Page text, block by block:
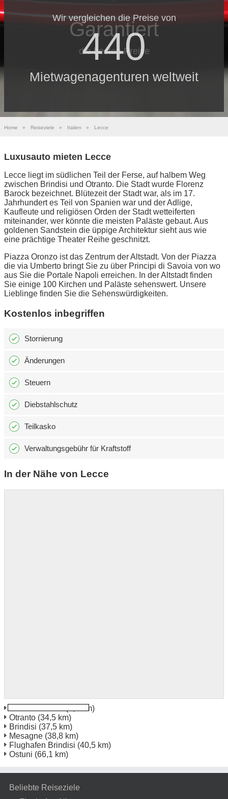
Wir vergleichen die Preise von
440
Mietwagenagenturen weltweit
Garantiert
die besten Preise
Home » Reiseziele » Italien » Lecce
Luxusauto mieten Lecce
Lecce liegt im südlichen Teil der Ferse, auf halbem Weg
zwischen Brindisi und Otranto. Die Stadt wurde Florenz
Barock bezeichnet. Blütezeit der Stadt war, als im 17.
Jahrhundert es Teil von Spanien war und der Adlige,
Kaufleute und religiösen Orden der Stadt wetteiferten
miteinander, wer könnte die meisten Paläste gebaut. Aus
goldenen Sandstein die üppige Architektur sieht aus wie
eine prächtige Theater Reihe geschnitzt.
Piazza Oronzo ist das Zentrum der Altstadt. Von der Piazza
die via Umberto bringt Sie zu über Principi di Savoia von wo
aus Sie die Portale Napoli erreichen. In der Altstadt finden
Sie einige 100 Kirchen und Paläste sehenswert. Unsere
Lieblinge finden Sie die Sehenswürdigkeiten.
Kostenlos inbegriffen
Stornierung
Änderungen
Steuern
Diebstahlschutz
Teilkasko
Verwaltungsgebühr für Kraftstoff
In der Nähe von Lecce
(0,8 km)
Otranto (34,5 km)
Brindisi (37,5 km)
Mesagne (38,8 km)
Flughafen Brindisi (40,5 km)
Ostuni (66,1 km)
Beliebte Reiseziele